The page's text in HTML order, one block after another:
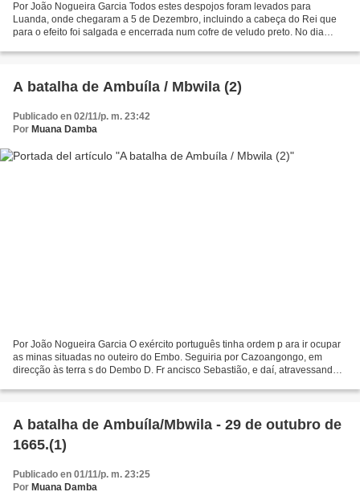
Por João Nogueira Garcia Todos estes despojos foram levados para
Luanda, onde chegaram a 5 de Dezembro, incluindo a cabeça do Rei que
para o efeito foi salgada e encerrada num cofre de veludo preto. No dia
A batalha de Ambuíla / Mbwila (2)
Publicado en 02/11/p. m. 23:42
Por Muana Damba
Por João Nogueira Garcia O exército português tinha ordem p ara ir ocupar
as minas situadas no outeiro do Embo. Seguiria por Cazoangongo, em
direcção às terra s do Dembo D. Fr ancisco Sebastião, e daí, atravessando o
A batalha de Ambuíla/Mbwila - 29 de outubro de
1665.(1)
Publicado en 01/11/p. m. 23:25
Por Muana Damba